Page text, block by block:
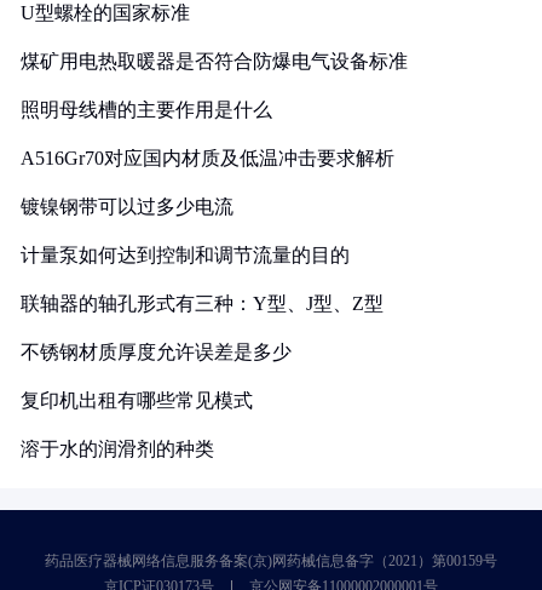
U型螺栓的国家标准
煤矿用电热取暖器是否符合防爆电气设备标准
照明母线槽的主要作用是什么
A516Gr70对应国内材质及低温冲击要求解析
镀镍钢带可以过多少电流
计量泵如何达到控制和调节流量的目的
联轴器的轴孔形式有三种：Y型、J型、Z型
不锈钢材质厚度允许误差是多少
复印机出租有哪些常见模式
溶于水的润滑剂的种类
药品医疗器械网络信息服务备案(京)网药械信息备字（2021）第00159号
京ICP证030173号
京公网安备11000002000001号